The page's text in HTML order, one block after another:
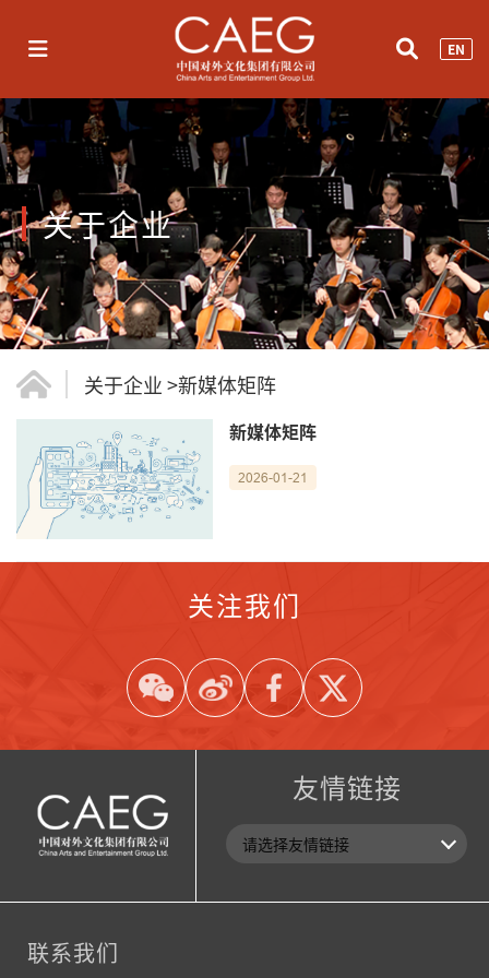
EN
关于企业
关于企业>新媒体矩阵
新媒体矩阵
2026-01-21
关注我们
友情链接
联系我们